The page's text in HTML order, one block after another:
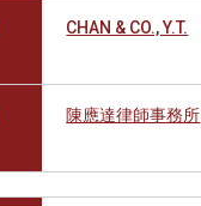
CHAN & CO., Y.T.
陳應達律師事務所